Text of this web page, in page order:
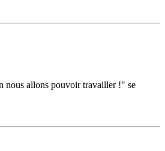
nous allons pouvoir travailler !" se